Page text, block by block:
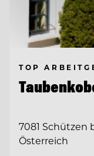
TOP
7081 Schützen
Österreich